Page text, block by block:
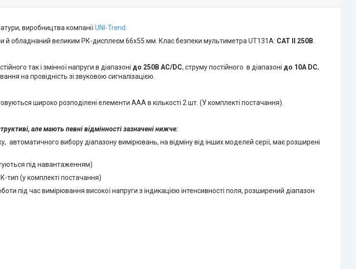
виробництва компаніїUNI-Trend.
й обладнаний великим РК-дисплеєм 66х55 мм. Клас безпеки мультиметра UT131A: CAT ll 250В.
так і змінної напруги в діапазоні до 250В AC/DC, струму постійного в діапазоні до 10А DC,
на провідність зі звуковою сигналізацією.
широко розподілені елементи ААА в кількості 2 шт. (У комплекті постачання).
але мають певні відмінності зазначені нижче:
вибору діапазону вимірювань, на відміну від інших моделей серії, має розширені
під навантаженням)
(у комплекті постачання)
під час вимірювання високої напруги з індикацією інтенсивності поля, розширений діапазон